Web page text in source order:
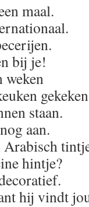
maal.
bij je!
weken
staan.
aan.
Arabisch
hintje?
hij vindt